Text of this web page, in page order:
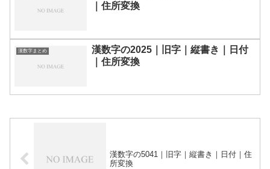
｜住所変換
漢数字まとめ
漢数字の2025｜旧字｜縦書き｜日付
｜住所変換
漢数字の5041｜旧字｜縦書き｜日付｜住
所変換